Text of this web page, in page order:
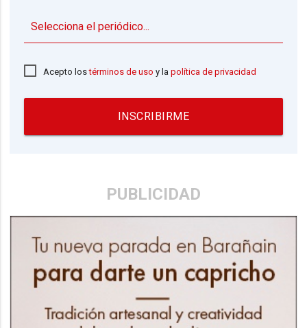
Acepto lostérminos de uso y lapolítica de privacidad
INSCRIBIRME
PUBLICIDAD